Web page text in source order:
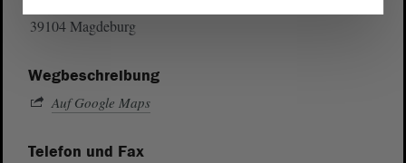
39104 Magdeburg
Wegbeschreibung
Auf Google Maps
Telefon und Fax